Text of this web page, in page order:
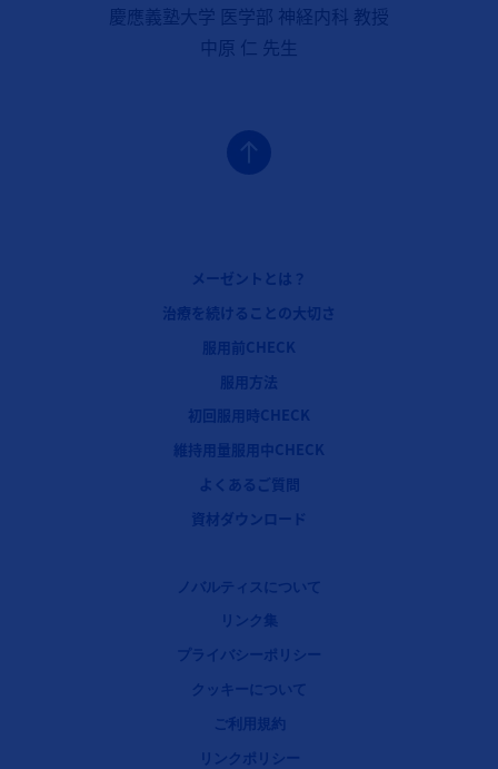
慶應義塾大学 医学部 神経内科 教授
中原 仁 先生
メーゼントとは？
治療を続けることの大切さ
服用前CHECK
服用方法
初回服用時CHECK
維持用量服用中CHECK
よくあるご質問
資材ダウンロード
ノバルティスについて
リンク集
プライバシーポリシー
クッキーについて
ご利用規約
リンクポリシー